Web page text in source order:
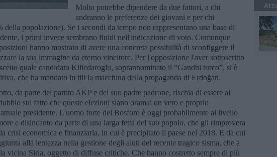
Molto potrebbe dipendere da due fattori, a chi
andranno le preferenze dei giovani e per chi
popolazione). Se i secondi da tempo non rappresentano una base di
i primi invece sembrano fluidi nell'indicazione di voto. Comunque
hanno mostrato di avere una concreta possibilità di sconfiggere il
la sua immagine da eterno vincitore. Per l'opposizione l'aver sottoscritto
quale candidato Kilicdaroglu, soprannominato il “Gandhi turco”, si è
che ha mandato in tilt la macchina della propaganda di Erdoğan.
da parte del partito AKP e del suo padre padrone, rischia di essere al
sul fatto che queste elezioni siano oramai un vero e proprio
presidente. L'uomo forte del Bosforo è oggi probabilmente al livello
e disincanto da parte di una larga fetta del suo popolo, che gli rimprovera
crisi economica e finanziaria, in cui è precipitato il paese nel 2018. E da cui
alla lentezza nella gestione degli aiuti del recente tragico sisma, che a
vicina Siria, oggetto di diffuse critiche. Che hanno costretto sempre di più